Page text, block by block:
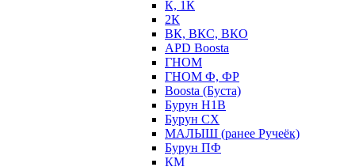
К, 1К
2К
ВК, ВКС, ВКО
APD Boosta
ГНОМ
ГНОМ Ф, ФР
Boosta (Буста)
Бурун Н1В
Бурун СХ
МАЛЫШ (ранее Ручеёк)
Бурун ПФ
КМ